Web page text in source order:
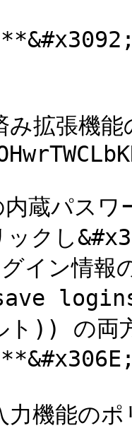
拡張機
パスワー
ックし
イン情報
ト)) の両
機能のポ